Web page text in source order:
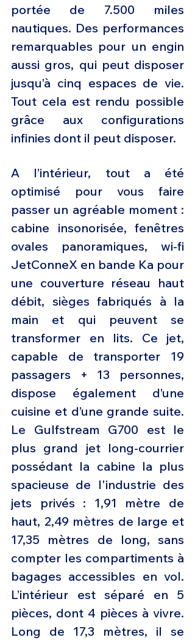
portée de 7.500 miles
nautiques. Des performances
remarquables pour un engin
aussi gros, qui peut disposer
jusqu’à cinq espaces de vie.
Tout cela est rendu possible
grâce aux configurations
infinies dont il peut disposer.
A l’intérieur, tout a été
optimisé pour vous faire
passer un agréable moment :
cabine insonorisée, fenêtres
ovales panoramiques, wi-fi
JetConneX en bande Ka pour
une couverture réseau haut
débit, sièges fabriqués à la
main et qui peuvent se
transformer en lits. Ce jet,
capable de transporter 19
passagers + 13 personnes,
dispose également d’une
cuisine et d’une grande suite.
Le Gulfstream G700 est le
plus grand jet long-courrier
possédant la cabine la plus
spacieuse de l'industrie des
jets privés : 1,91 mètre de
haut, 2,49 mètres de large et
17,35 mètres de long, sans
compter les compartiments à
bagages accessibles en vol.
L’intérieur est séparé en 5
pièces, dont 4 pièces à vivre.
Long de 17,3 mètres, il se